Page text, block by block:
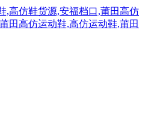
,高仿鞋货源,安福档口,莆田高仿
田高仿运动鞋,高仿运动鞋,莆田